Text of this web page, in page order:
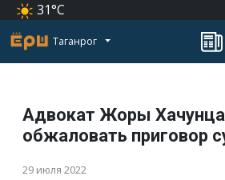
31°C
Таганрог
Адвокат Жоры
обжаловать приговор
29 июля 2022